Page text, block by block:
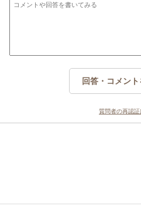
回答・コメン
質問者の再認証